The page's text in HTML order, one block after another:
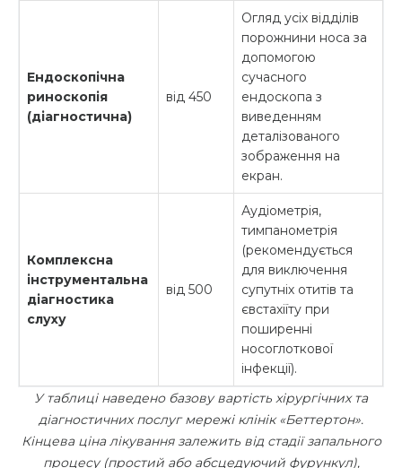
Ендоскопічна
риноскопія
(діагностична)
від 450
Огляд усіх відділів
порожнини носа за
допомогою
сучасного
ендоскопа з
виведенням
деталізованого
зображення на
екран.
Комплексна
інструментальна
діагностика
слуху
від 500
Аудіометрія,
тимпанометрія
(рекомендується
для виключення
супутніх отитів та
євстахіїту при
поширенні
носоглоткової
інфекції).
У таблиці наведено базову вартість хірургічних та
діагностичних послуг мережі клінік «Беттертон».
Кінцева ціна лікування залежить від стадії запального
процесу (простий або абсцедуючий фурункул),